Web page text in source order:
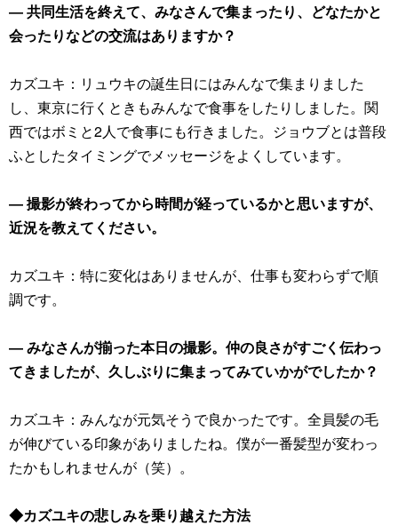
― 共同生活を終えて、みなさんで集まったり、どなたかと
会ったりなどの交流はありますか？
カズユキ：リュウキの誕生日にはみんなで集まりました
し、東京に行くときもみんなで食事をしたりしました。関
西ではボミと2人で食事にも行きました。ジョウブとは普段
ふとしたタイミングでメッセージをよくしています。
― 撮影が終わってから時間が経っているかと思いますが、
近況を教えてください。
カズユキ：特に変化はありませんが、仕事も変わらずで順
調です。
― みなさんが揃った本日の撮影。仲の良さがすごく伝わっ
てきましたが、久しぶりに集まってみていかがでしたか？
カズユキ：みんなが元気そうで良かったです。全員髪の毛
が伸びている印象がありましたね。僕が一番髪型が変わっ
たかもしれませんが（笑）。
◆カズユキの悲しみを乗り越えた方法